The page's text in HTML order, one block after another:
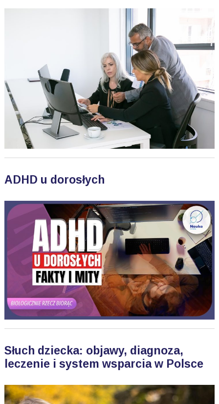
ADHD u dorosłych
Słuch dziecka: objawy, diagnoza,
leczenie i system wsparcia w Polsce